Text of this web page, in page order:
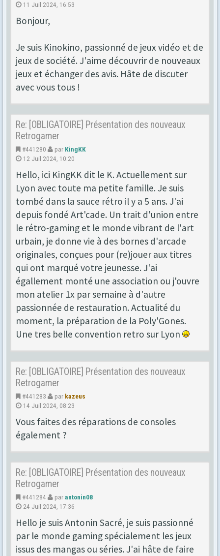
11 Juil 2024, 16:53
Bonjour,
Je suis Kinokino, passionné de jeux vidéo et de
jeux de société. J'aime découvrir de nouveaux
jeux et échanger des avis. Hâte de discuter
avec vous tous !
Re: [OBLIGATOIRE] Présentation des nouveaux
Retrogamer
#441280 par KingKK
12 Juil 2024, 10:20
Hello, ici KingKK dit le K. Actuellement sur
Lyon avec toute ma petite famille. Je suis
tombé dans la sauce rétro il y a 5 ans. J'ai
depuis fondé Art'cade. Un trait d'union entre
le rétro-gaming et le monde vibrant de l'art
urbain, je donne vie à des bornes d'arcade
originales, conçues pour (re)jouer aux titres
qui ont marqué votre jeunesse. J'ai
égallement monté une association ou j'ouvre
mon atelier 1x par semaine à d'autre
passionnée de restauration. Actualité du
moment, la préparation de la Poly'Gones.
Une tres belle convention retro sur Lyon
Re: [OBLIGATOIRE] Présentation des nouveaux
Retrogamer
#441283 par kazeus
14 Juil 2024, 08:23
Vous faites des réparations de consoles
également ?
Re: [OBLIGATOIRE] Présentation des nouveaux
Retrogamer
#441284 parantonin08
24 Juil 2024, 17:36
Hello je suis Antonin Sacré, je suis passionné
par le monde gaming spécialement les jeux
issus des mangas ou séries. J'ai hâte de faire